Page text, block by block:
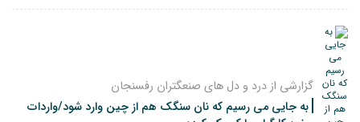
گزارشی از درد و دل های صنعگتران رفسنجان
به جایی می رسیم که نان سنگک هم از چین وارد شود/واردات